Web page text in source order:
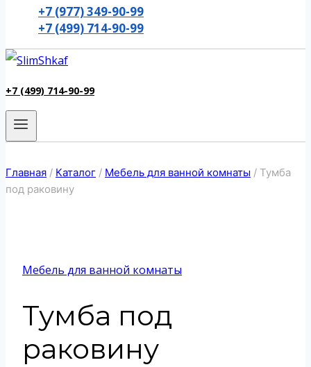
+7 (977) 349-90-99
+7 (499) 714-90-99
+7 (499) 714-90-99
Главная / Каталог / Мебель для ванной комнаты / Тумба
под раковину
Мебель для ванной комнаты
Тумба под
раковину